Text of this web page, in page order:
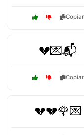
Copiar
💔💌📬
Copiar
💔💔🌹💌